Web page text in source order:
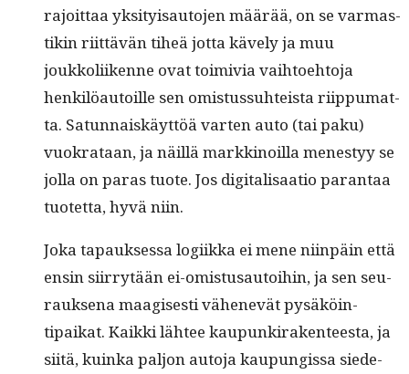
rajoit­taa yksi­ty­isauto­jen määrää, on se var­mas­
tikin riit­tävän tiheä jot­ta käve­ly ja muu
joukkoli­ikenne ovat toimivia vai­h­toe­hto­ja
henkilöau­toille sen omis­tus­suhteista riip­pumat­
ta. Sat­un­naiskäyt­töä varten auto (tai paku)
vuokrataan, ja näil­lä markki­noil­la men­estyy se
jol­la on paras tuote. Jos dig­i­tal­isaa­tio paran­taa
tuotet­ta, hyvä niin.
Joka tapauk­ses­sa logi­ik­ka ei mene niin­päin että
ensin siir­ry­tään ei-omis­tusautoi­hin, ja sen seu­
rauk­se­na maagis­es­ti vähenevät pysäköin­
tipaikat. Kaik­ki läh­tee kaupunki­rak­en­teesta, ja
siitä, kuin­ka paljon auto­ja kaupungis­sa siede­